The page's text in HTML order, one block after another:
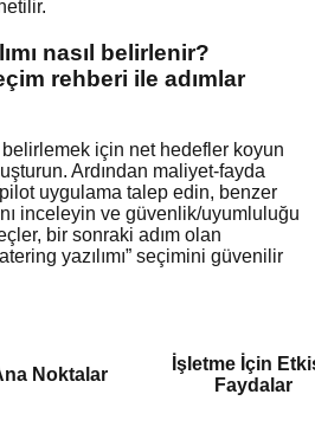
nasıl belirlenir?
rehberi ile adımlar
belirlemek için net hedefler koyun
Ardından maliyet-fayda
uygulama talep edin, benzer
inceleyin ve güvenlik/uyumluluğu
bir sonraki adım olan
yazılımı” seçimini güvenilir
Noktalar
İşletme İçin
Faydalar